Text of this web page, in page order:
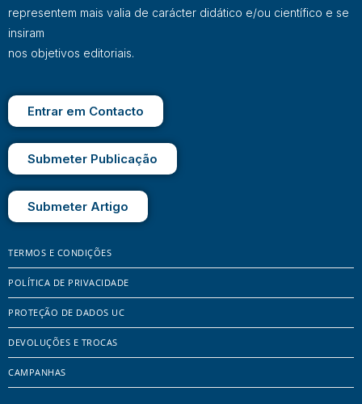
representem mais valia de carácter didático e/ou científico e se
insiram
nos objetivos editoriais.
Entrar em Contacto
Submeter Publicação
Submeter Artigo
TERMOS E CONDIÇÕES
POLÍTICA DE PRIVACIDADE
PROTEÇÃO DE DADOS UC
DEVOLUÇÕES E TROCAS
CAMPANHAS